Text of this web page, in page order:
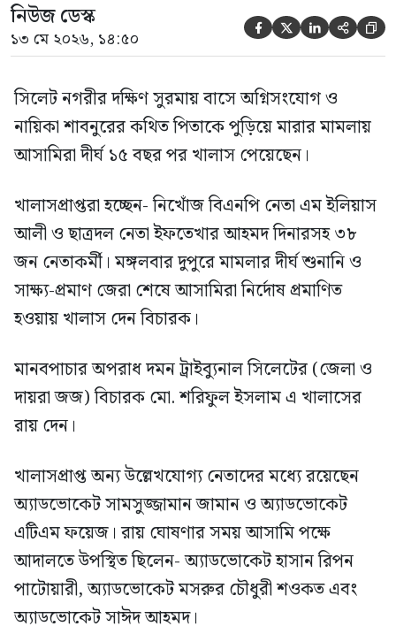
নিউজ ডেস্ক
১৩ মে ২০২৬, ১৪:৫০     
সিলেট নগরীর দক্ষিণ সুরমায় বাসে অগ্নিসংযোগ ও
নায়িকা শাবনুরের কথিত পিতাকে পুড়িয়ে মারার মামলায়
আসামিরা দীর্ঘ ১৫ বছর পর খালাস পেয়েছেন।
খালাসপ্রাপ্তরা হচ্ছেন- নিখোঁজ বিএনপি নেতা এম ইলিয়াস
আলী ও ছাত্রদল নেতা ইফতেখার আহমদ দিনারসহ ৩৮
জন নেতাকর্মী। মঙ্গলবার দুপুরে মামলার দীর্ঘ শুনানি ও
সাক্ষ্য-প্রমাণ জেরা শেষে আসামিরা নির্দোষ প্রমাণিত
হওয়ায় খালাস দেন বিচারক।
মানবপাচার অপরাধ দমন ট্রাইব্যুনাল সিলেটের (জেলা ও
দায়রা জজ) বিচারক মো. শরিফুল ইসলাম এ খালাসের
রায় দেন।
খালাসপ্রাপ্ত অন্য উল্লেখযোগ্য নেতাদের মধ্যে রয়েছেন
অ্যাডভোকেট সামসুজ্জামান জামান ও অ্যাডভোকেট
এটিএম ফয়েজ। রায় ঘোষণার সময় আসামি পক্ষে
আদালতে উপস্থিত ছিলেন- অ্যাডভোকেট হাসান রিপন
পাটোয়ারী, অ্যাডভোকেট মসরুর চৌধুরী শওকত এবং
অ্যাডভোকেট সাঈদ আহমদ।